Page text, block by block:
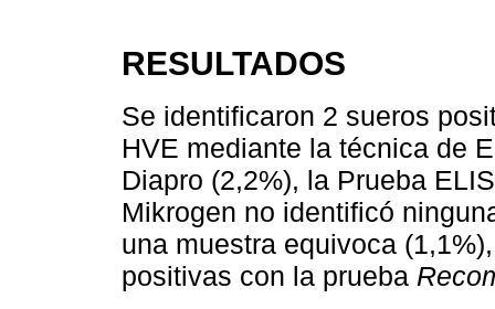
RESULTADOS
Se identificaron 2 sueros
HVE mediante la técnica de
Diapro (2,2%), la Prueba
Mikrogen no identificó
una muestra equivoca
positivas con la prueba